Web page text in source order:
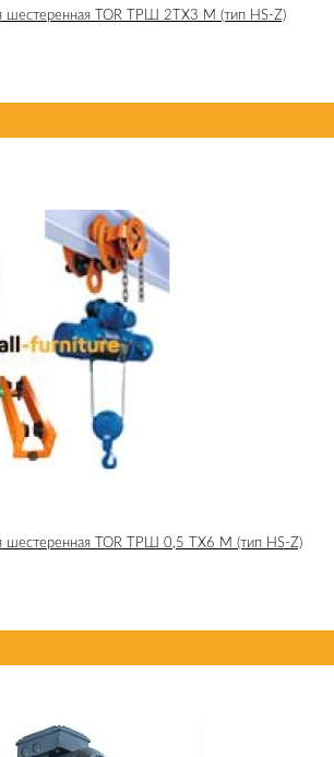
шестеренная TOR ТРШ 2ТХ3 М (тип HS-Z)
шестеренная TOR ТРШ 0,5 ТХ6 М (тип HS-Z)